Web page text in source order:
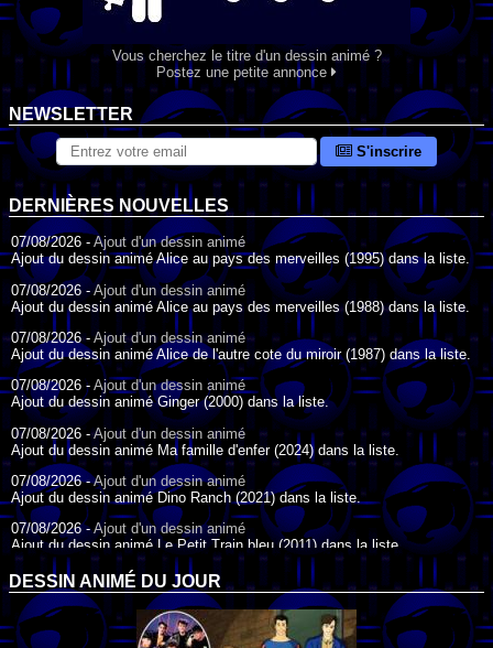
Vous cherchez le titre d'un dessin animé ?
Postez une petite annonce
NEWSLETTER
S'inscrire
DERNIÈRES NOUVELLES
07/08/2026 - Ajout d'un dessin animé
Ajout du dessin animé Alice au pays des merveilles (1995) dans la liste.
07/08/2026 -Ajout d'un dessin animé
Ajout du dessin animé Alice au pays des merveilles (1988) dans la liste.
07/08/2026 -Ajout d'un dessin animé
Ajout du dessin animé Alice de l'autre cote du miroir (1987) dans la liste.
07/08/2026 - Ajout d'un dessin animé
Ajout du dessin animé Ginger (2000) dans la liste.
07/08/2026 -Ajout d'un dessin animé
Ajout du dessin animé Ma famille d'enfer (2024) dans la liste.
07/08/2026 -Ajout d'un dessin animé
Ajout du dessin animé Dino Ranch (2021) dans la liste.
07/08/2026 -Ajout d'un dessin animé
Ajout du dessin animé Le Petit Train bleu (2011) dans la liste.
07/08/2026 - Ajout d'un dessin animé
Ajout du dessin animé Agent Spécial Oso (2009) dans la liste.
17/07/2026 -
Ajout d'un dessin animé
Ajout du dessin animé Peter Pan (1988) dans la liste.
DESSIN ANIMÉ DU JOUR